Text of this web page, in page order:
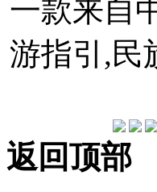
一款来自
游指引,民
返回顶部